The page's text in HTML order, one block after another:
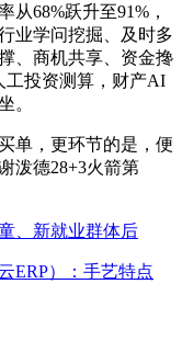
68%跃升至91%，
业学问挖掘、及时多
、商机共享、资金搀
工投资测算，财产AI
。
，更环节的是，便
泼德28+3火箭第
、新就业群体后
ERP）：手艺特点